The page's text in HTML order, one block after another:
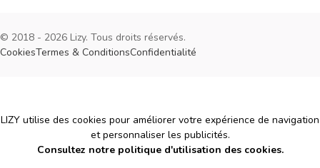
© 2018 - 2026 Lizy. Tous droits réservés.
CookiesTermes & ConditionsConfidentialité
Cookies
LIZY utilise des cookies pour améliorer votre expérience de navigation
et personnaliser les publicités.
Consultez notre politique d'utilisation des cookies.